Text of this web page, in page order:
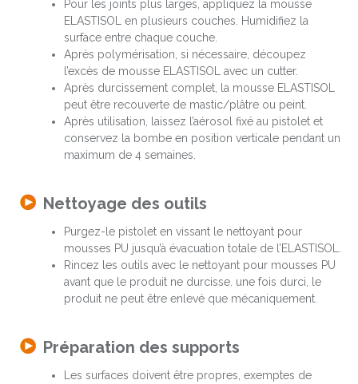
Pour les joints plus larges, appliquez la mousse
ELASTISOL en plusieurs couches. Humidifiez la
surface entre chaque couche.
Après polymérisation, si nécessaire, découpez
l’excès de mousse ELASTISOL avec un cutter.
Après durcissement complet, la mousse ELASTISOL
peut être recouverte de mastic/plâtre ou peint.
Après utilisation, laissez l’aérosol fixé au pistolet et
conservez la bombe en position verticale pendant un
maximum de 4 semaines.
Nettoyage des outils
Purgez-le pistolet en vissant le nettoyant pour
mousses PU jusqu’à évacuation totale de l’ELASTISOL.
Rincez les outils avec le nettoyant pour mousses PU
avant que le produit ne durcisse. une fois durci, le
produit ne peut être enlevé que mécaniquement.
Préparation des supports
Les surfaces doivent être propres, exemptes de